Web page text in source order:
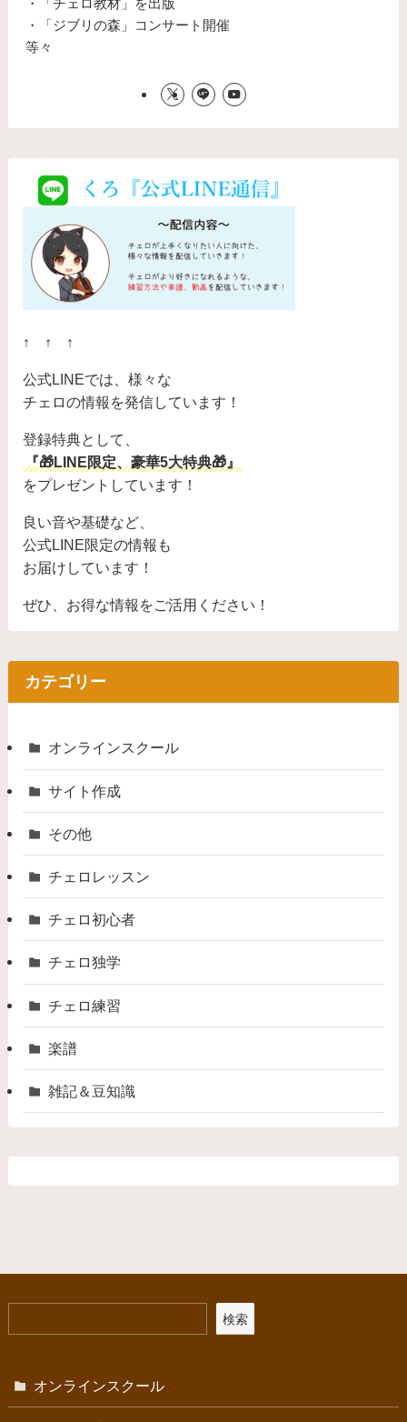
・「チェロ教材」を出版
・「ジブリの森」コンサート開催
等々
↑ ↑ ↑
公式LINEでは、様々な
チェロの情報を発信しています！
登録特典として、
『🎁LINE限定、豪華5大特典🎁』
をプレゼントしています！
良い音や基礎など、
公式LINE限定の情報も
お届けしています！
ぜひ、お得な情報をご活用ください！
カテゴリー
オンラインスクール
サイト作成
その他
チェロレッスン
チェロ初心者
チェロ独学
チェロ練習
楽譜
雑記＆豆知識
検索
オンラインスクール